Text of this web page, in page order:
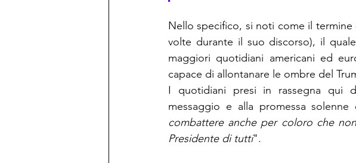
Nello specifico, si noti come il termine
volte durante il suo discorso), il
maggiori quotidiani americani ed
capace di allontanare le ombre del
I quotidiani presi in rassegna qui
messaggio e alla promessa
combattere anche per coloro che
Presidente di tutti".